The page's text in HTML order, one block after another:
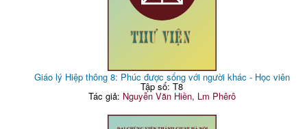
Giáo lý Hiệp thông 8: Phúc được sống với người khác - Học viên
Tập số: T8
Tác giả: Nguyễn Văn Hiền, Lm Phêrô